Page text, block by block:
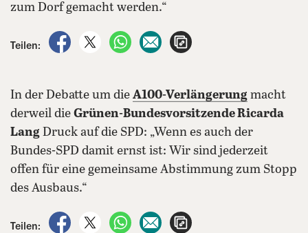
zum Dorf gemacht werden.“
Teilen:
auf Facebook teilen
auf X teilenper WhatsApp teilen
per E-Mail teilen
In der Debatte um die A100-Verlängerung macht
derweil die Grünen-Bundesvorsitzende Ricarda
Lang Druck auf die SPD: „Wenn es auch der
Bundes-SPD damit ernst ist: Wir sind jederzeit
offen für eine gemeinsame Abstimmung zum Stopp
des Ausbaus.“
Teilen:
auf Facebook teilen
auf X teilenper WhatsApp teilen
per E-Mail teilen